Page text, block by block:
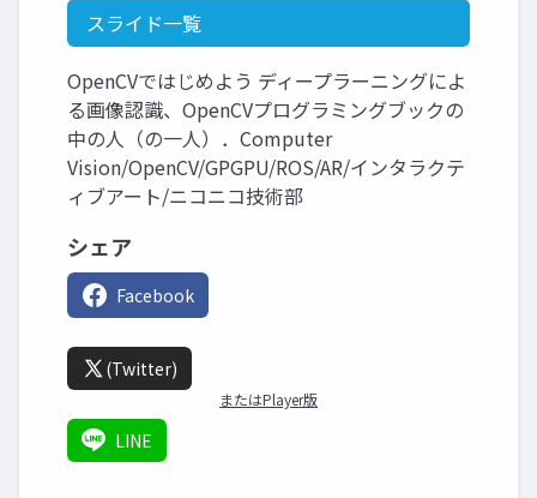
スライド一覧
OpenCVではじめよう ディープラーニングによ
る画像認識、OpenCVプログラミングブックの
中の人（の一人）．Computer
Vision/OpenCV/GPGPU/ROS/AR/インタラクテ
ィブアート/ニコニコ技術部
シェア
Facebook
(Twitter)
またはPlayer版
LINE